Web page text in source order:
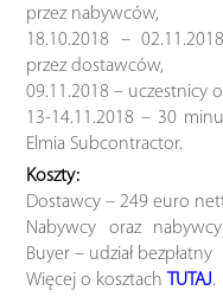
przez nabywców,
18.10.2018 –
przez dostawców,
09.11.2018 – uczestnicy
13-14.11.2018 – 30
Elmia Subcontractor.
Koszty:
Dostawcy – 249 euro
Nabywcy oraz
Buyer – udział bezpłatny
Więcej o kosztach TUTAJ.